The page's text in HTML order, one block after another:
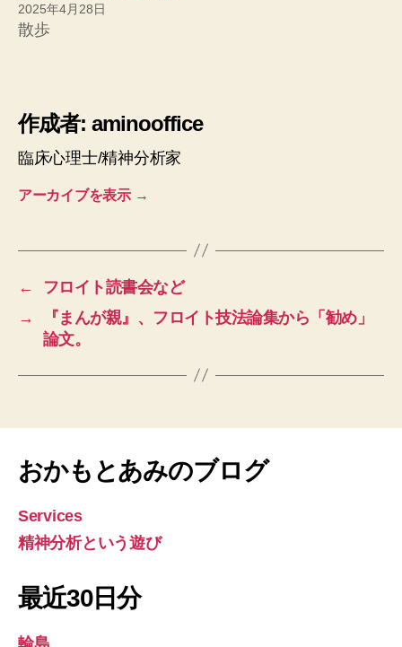
2025年4月28日
散歩
作成者: aminooffice
臨床心理士/精神分析家
アーカイブを表示 →
←
フロイト読書会など
→
『まんが親』、フロイト技法論集から「勧め」
論文。
おかもとあみのブログ
Services
精神分析という遊び
最近30日分
輪島